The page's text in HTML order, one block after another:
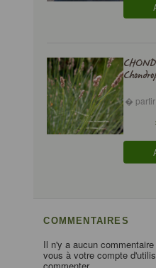
� partir
COMMENTAIRES
Il n'y a aucun
vous à votre compte